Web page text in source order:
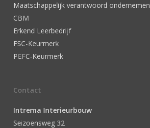
Maatschappelijk verantwoord ondernemen
CBM
Erkend Leerbedrijf
FSC-Keurmerk
PEFC-Keurmerk
Contact
Intrema Interieurbouw
Seizoensweg 32